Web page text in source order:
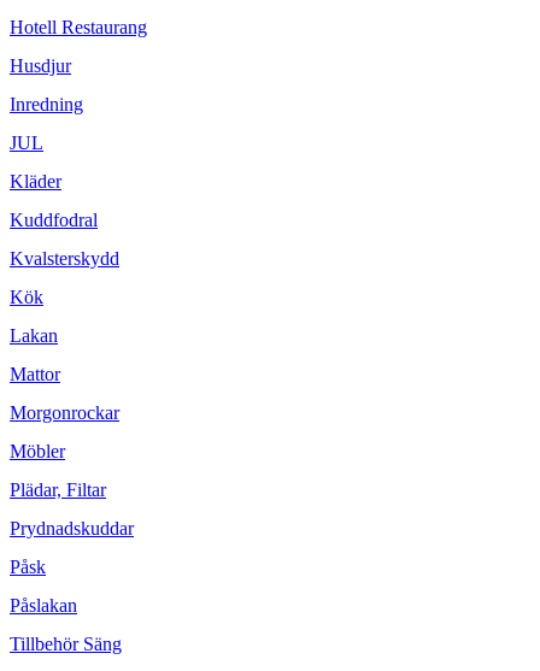
Hotell Restaurang
Husdjur
Inredning
JUL
Kläder
Kuddfodral
Kvalsterskydd
Kök
Lakan
Mattor
Morgonrockar
Möbler
Plädar, Filtar
Prydnadskuddar
Påsk
Påslakan
Tillbehör Säng